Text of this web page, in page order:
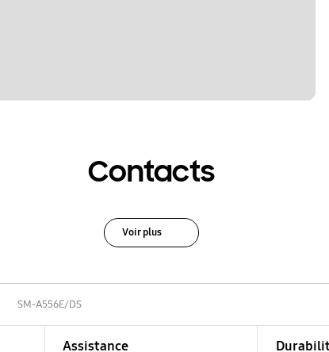
Contacts
Voir plus
SM-A556E/DS
Assistance